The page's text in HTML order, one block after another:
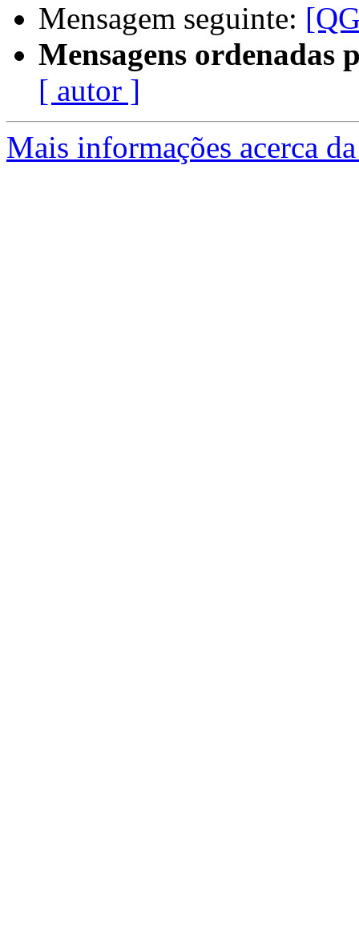
Mensagem seguinte:
Mensagens ordenadas
[ autor ]
Mais informações acerca